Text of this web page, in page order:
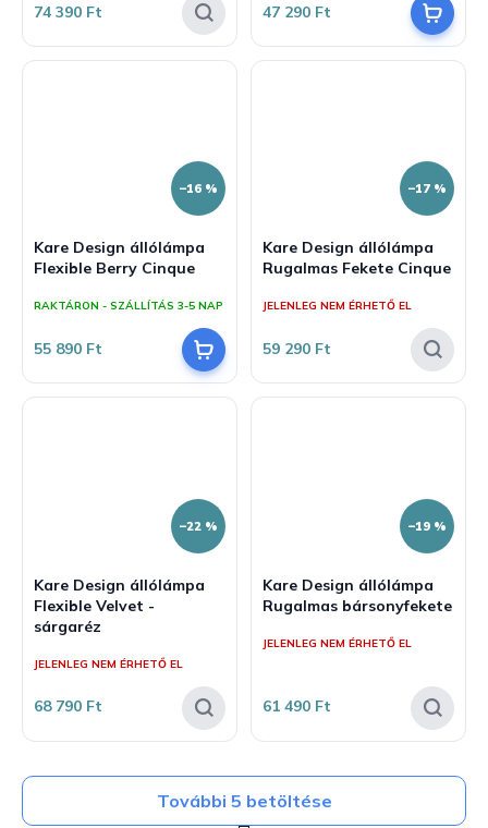
74 390 Ft 47 290 Ft
–16 %
Kare Design állólámpa
Flexible Berry Cinque
RAKTÁRON - SZÁLLÍTÁS 3-5 NAP
55 890 Ft
–17 %
Kare Design állólámpa
Rugalmas Fekete Cinque
JELENLEG NEM ÉRHETŐ EL
59 290 Ft
–22 %
Kare Design állólámpa
Flexible Velvet -
sárgaréz
JELENLEG NEM ÉRHETŐ EL
68 790 Ft
–19 %
Kare Design állólámpa
Rugalmas bársonyfekete
JELENLEG NEM ÉRHETŐ EL
61 490 Ft
További 5 betöltése